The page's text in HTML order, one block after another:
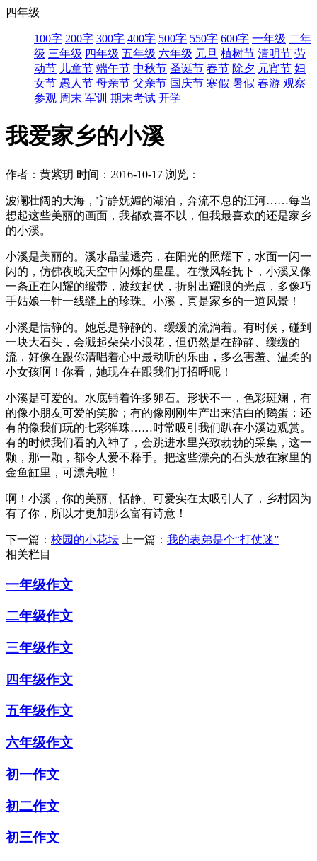
四年级
100字 200字 300字 400字 500字 550字 600字 一年级 二年
级 三年级 四年级 五年级 六年级 元旦 植树节 清明节 劳
动节 儿童节 端午节 中秋节 圣诞节 春节 除夕 元宵节 妇
女节 愚人节 母亲节 父亲节 国庆节 寒假 暑假 春游 观察
参观 周末 军训 期末考试 开学
我爱家乡的小溪
作者：黄紫玥 时间：2016-10-17 浏览：
波澜壮阔的大海，宁静妩媚的湖泊，奔流不息的江河……每当
想起这些美丽的画面，我都欢喜不以，但我最喜欢的还是家乡
的小溪。
小溪是美丽的。溪水晶莹透亮，在阳光的照耀下，水面一闪一
闪的，仿佛夜晚天空中闪烁的星星。在微风轻抚下，小溪又像
一条正在闪耀的缎带，波纹起伏，折射出耀眼的光点，多像巧
手姑娘一针一线缝上的珍珠。小溪，真是家乡的一道风景！
小溪是恬静的。她总是静静的、缓缓的流淌着。有时候，碰到
一块大石头，会溅起朵朵小浪花，但仍然是在静静、缓缓的
流，好像在跟你清唱着心中最动听的乐曲，多么害羞、温柔的
小女孩啊！你看，她现在在跟我们打招呼呢！
小溪是可爱的。水底铺着许多卵石。形状不一，色彩斑斓，有
的像小朋友可爱的笑脸；有的像刚刚生产出来洁白的鹅蛋；还
有的像我们玩的七彩弹珠……时常吸引我们趴在小溪边观赏。
有的时候我们看的入神了，会跳进水里兴致勃勃的采集，这一
颗，那一颗，都令人爱不释手。把这些漂亮的石头放在家里的
金鱼缸里，可漂亮啦！
啊！小溪，你的美丽、恬静、可爱实在太吸引人了，乡村因为
有了你，所以才更加那么富有诗意！
下一篇： 校园的小花坛 上一篇： 我的表弟是个“打仗迷”
相关栏目
一年级作文
二年级作文
三年级作文
四年级作文
五年级作文
六年级作文
初一作文
初二作文
初三作文